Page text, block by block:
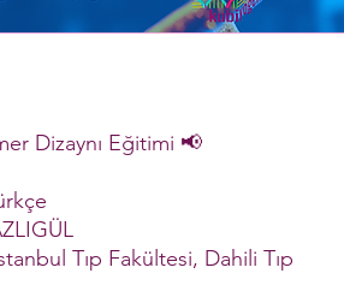
Dizaynı Eğitimi 📢
Tıp Fakültesi, Dahili Tıp